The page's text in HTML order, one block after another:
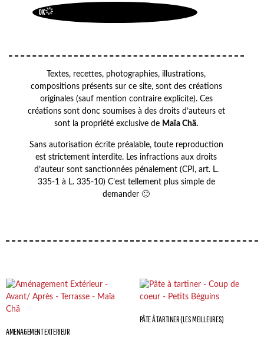
OK
Textes, recettes, photographies, illustrations,
compositions présents sur ce site, sont des créations
originales (sauf mention contraire explicite). Ces
créations sont donc soumises à des droits d’auteurs et
sont la propriété exclusive de Maïa Chä.
Sans autorisation écrite préalable, toute reproduction
est strictement interdite. Les infractions aux droits
d’auteur sont sanctionnées pénalement (CPI, art. L.
335-1 à L. 335-10) C’est tellement plus simple de
demander 🙂
AMENAGEMENT EXTERIEUR
PÂTE À TARTINER (LES MEILLEURES)